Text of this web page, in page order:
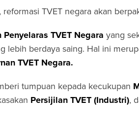
reformasi TVET negara akan
Penyelaras TVET Negara yang
lebih berdaya saing. Hal ini
TVET Negara.
tumpuan kepada kecukupan
PersijilanTVET (Industri),